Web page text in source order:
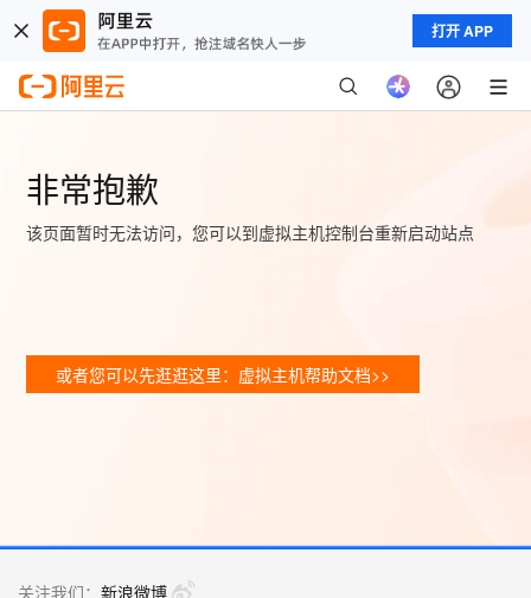
打开 APP
非常抱歉
该页面暂时无法访问，您可以到虚拟主机控制台重新启动站点
或者您可以先逛逛这里：虚拟主机帮助文档>>